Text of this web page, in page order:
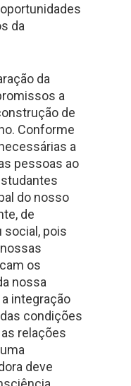
da
da
a
de
Conforme
a
pessoas ao
do nosso
de
social, pois
os
nossa
integração
condições
relações
deve